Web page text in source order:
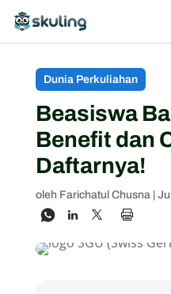
Dunia Perkuliahan
Beasiswa
Benefit dan
Daftarnya!
oleh Farichatul Chusna|